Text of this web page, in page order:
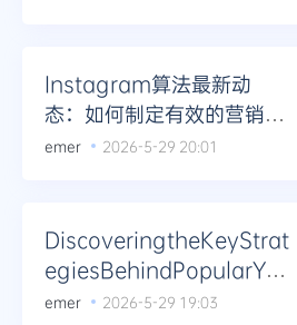
Instagram算法最新动
态：如何制定有效的营销策
略
emer 2026-5-29 20:01
DiscoveringtheKeyStrat
egiesBehindPopularYo
uTubeLiveStreams
emer 2026-5-29 19:03